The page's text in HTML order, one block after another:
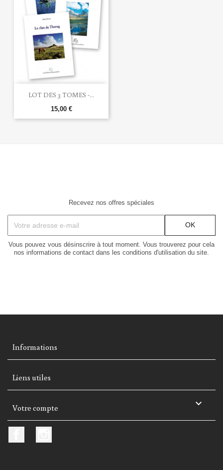
LOT DES 3 TOMES -...
15,00 €
Recevez nos offres spéciales
Vous pouvez vous désinscrire à tout moment. Vous trouverez pour cela
nos informations de contact dans les conditions d'utilisation du site.
Informations
Liens utiles
Votre compte 